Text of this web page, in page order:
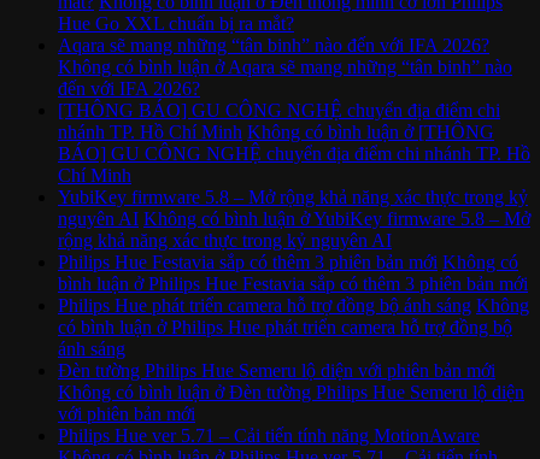
Hue Go XXL chuẩn bị ra mắt?
Aqara sẽ mang những “tân binh” nào đến với IFA 2026?
Không có bình luận ở Aqara sẽ mang những “tân binh” nào
đến với IFA 2026?
[THÔNG BÁO] GU CÔNG NGHỆ chuyển địa điểm chi
nhánh TP. Hồ Chí Minh Không có bình luận ở [THÔNG
BÁO] GU CÔNG NGHỆ chuyển địa điểm chi nhánh TP. Hồ
Chí Minh
YubiKey firmware 5.8 – Mở rộng khả năng xác thực trong kỷ
nguyên AI Không có bình luận ở YubiKey firmware 5.8 – Mở
rộng khả năng xác thực trong kỷ nguyên AI
Philips Hue Festavia sắp có thêm 3 phiên bản mới Không có
bình luận ở Philips Hue Festavia sắp có thêm 3 phiên bản mới
Philips Hue phát triển camera hỗ trợ đồng bộ ánh sáng Không
có bình luận ở Philips Hue phát triển camera hỗ trợ đồng bộ
ánh sáng
Đèn tường Philips Hue Semeru lộ diện với phiên bản mới
Không có bình luận ở Đèn tường Philips Hue Semeru lộ diện
với phiên bản mới
Philips Hue ver 5.71 – Cải tiến tính năng MotionAware